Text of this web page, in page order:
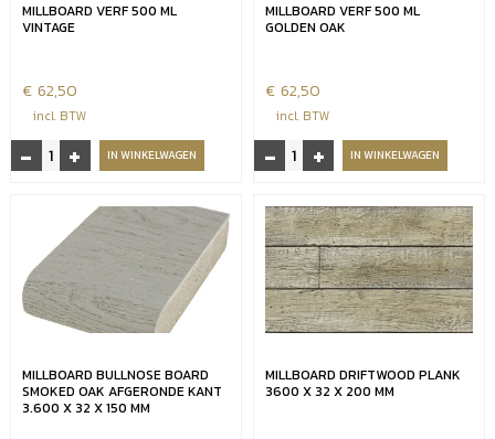
MILLBOARD VERF 500 ML
VINTAGE
€ 62,50
incl. BTW
-
Millboard
verf
Vintage
aantal
+ IN WINKELWAGEN
MILLBOARD VERF 500 ML
GOLDEN OAK
€ 62,50
incl. BTW
-
Millboard
verf
ml
Golden
oak
aantal
+ IN WINKELWAGEN
MILLBOARD BULLNOSE BOARD
SMOKED OAK AFGERONDE KANT
3.600 X 32 X 150 MM
MILLBOARD DRIFTWOOD PLANK
3600 X 32 X 200 MM